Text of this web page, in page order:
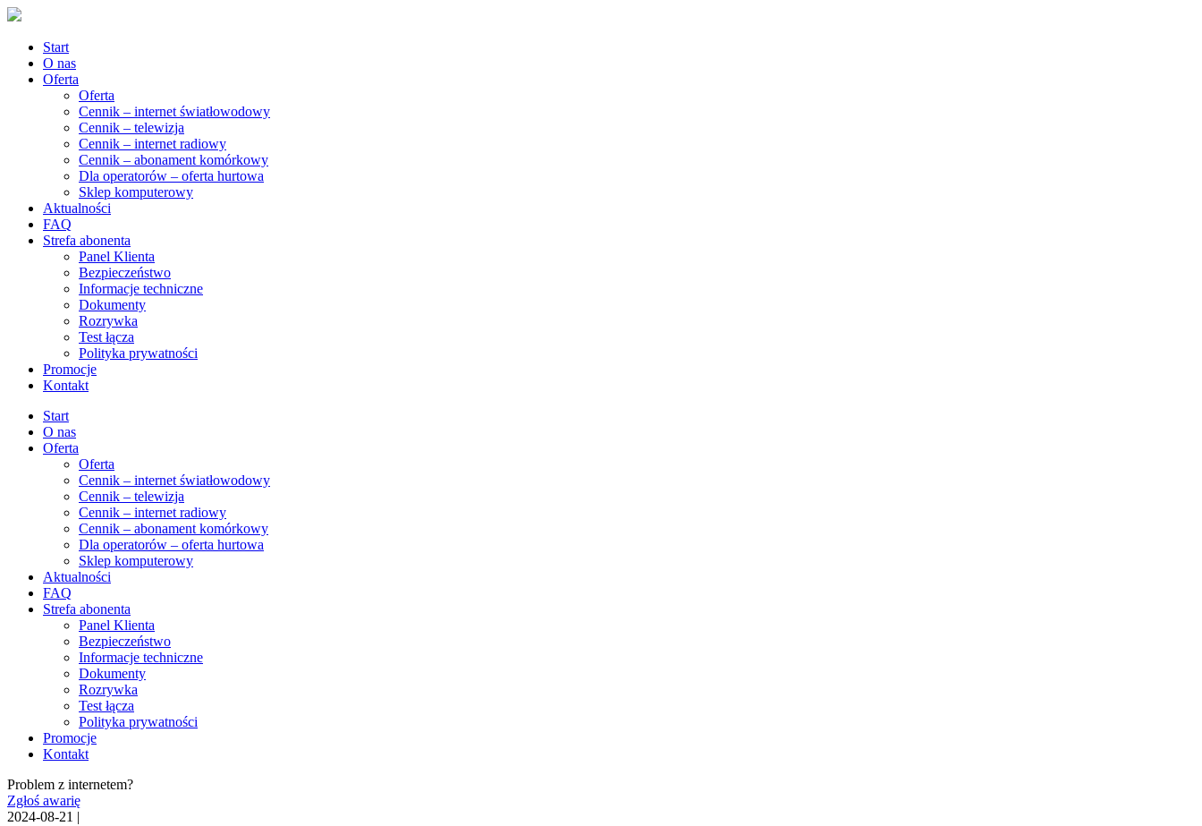
Start
O nas
Oferta
Oferta
Cennik – internet światłowodowy
Cennik – telewizja
Cennik – internet radiowy
Cennik – abonament komórkowy
Dla operatorów – oferta hurtowa
Sklep komputerowy
Aktualności
FAQ
Strefa abonenta
Panel Klienta
Bezpieczeństwo
Informacje techniczne
Dokumenty
Rozrywka
Test łącza
Polityka prywatności
Promocje
Kontakt
Start
O nas
Oferta
Oferta
Cennik – internet światłowodowy
Cennik – telewizja
Cennik – internet radiowy
Cennik – abonament komórkowy
Dla operatorów – oferta hurtowa
Sklep komputerowy
Aktualności
FAQ
Strefa abonenta
Panel Klienta
Bezpieczeństwo
Informacje techniczne
Dokumenty
Rozrywka
Test łącza
Polityka prywatności
Promocje
Kontakt
Problem z internetem?
Zgłoś awarię
2024-08-21 |